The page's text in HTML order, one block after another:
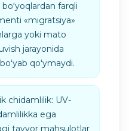
farqli
«migratsiya»
yoki mato
jarayonida
qoʻymaydi.
chidamlilik: UV-
ega
tayyor mahsulotlar